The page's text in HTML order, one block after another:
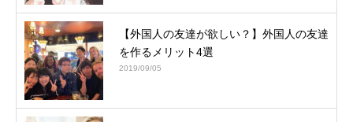
【外国人の友達が欲しい？】外国人の友達
を作るメリット4選
2019/09/05